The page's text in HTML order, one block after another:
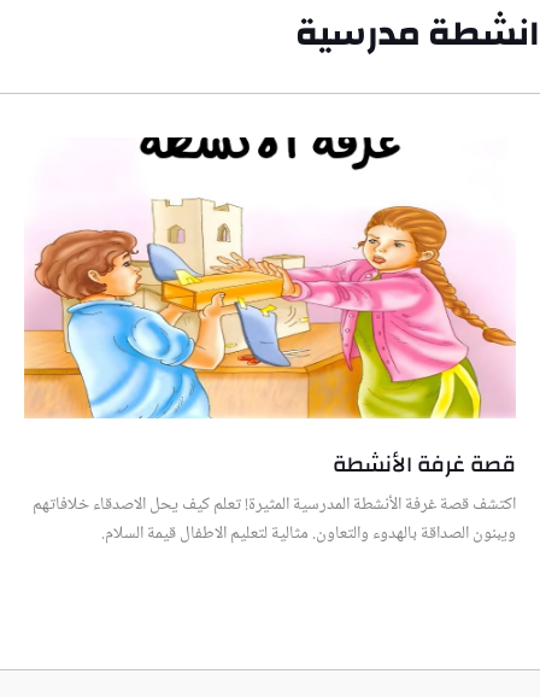
انشطة مدرسية
قصة غرفة الأنشطة
اكتشف قصة غرفة الأنشطة المدرسية المثيرة! تعلم كيف يحل الاصدقاء خلافاتهم
ويبنون الصداقة بالهدوء والتعاون. مثالية لتعليم الاطفال قيمة السلام.